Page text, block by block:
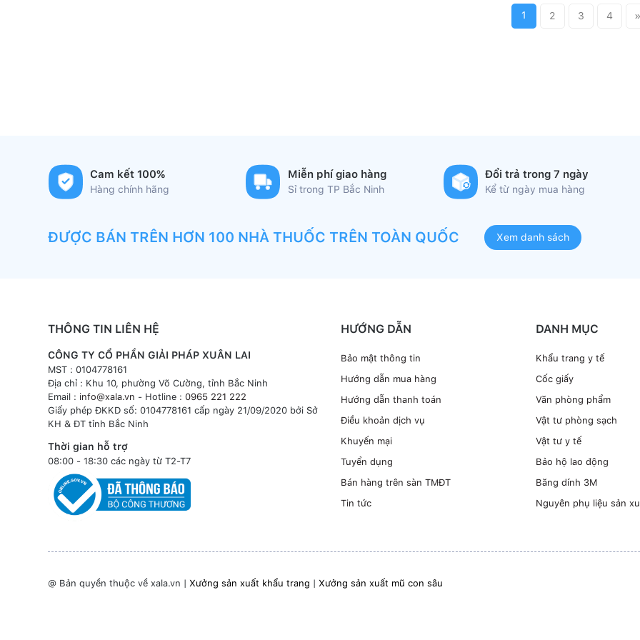
1 2 3 4
Cam kết 100%
Hàng chính hãng
Miễn phí giao hàng
Sỉ trong TP Bắc Ninh
Đổi trả trong 7 ngày
Kể từ ngày mua hàng
ĐƯỢC BÁN TRÊN HƠN 100 NHÀ THUỐC TRÊN TOÀN QUỐC Xem danh sách
THÔNG TIN LIÊN HỆ
CÔNG TY CỔ PHẦN GIẢI PHÁP XUÂN LAI
MST : 0104778161
Địa chỉ : Khu 10, phường Võ Cường, tỉnh Bắc Ninh
Email : info@xala.vn - Hotline : 0965 221 222
Giấy phép ĐKKD số: 0104778161 cấp ngày 21/09/2020 bởi Sở
KH & ĐT tỉnh Bắc Ninh
Thời gian hỗ trợ
08:00 - 18:30 các ngày từ T2-T7
HƯỚNG DẪN
Bảo mật thông tin
Hướng dẫn mua hàng
Hướng dẫn thanh toán
Điều khoản dịch vụ
Khuyến mại
Tuyển dụng
Bán hàng trên sàn TMĐT
Tin tức
DANH MỤC
Khẩu trang y tế
Cốc giấy
Văn phòng phẩm
Vật tư phòng sạch
Vật tư y tế
Bảo hộ lao động
Băng dính 3M
Nguyên phụ liệu sản
@ Bản quyền thuộc về xala.vn | Xưởng sản xuất khẩu trang | Xưởng sản xuất mũ con sâu